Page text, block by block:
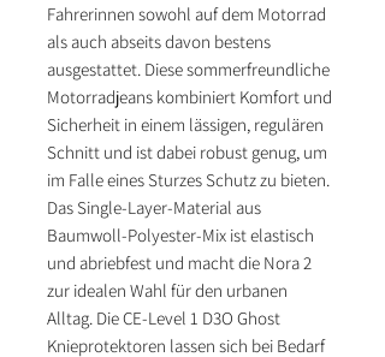
Fahrerinnen sowohl auf dem Motorrad
als auch abseits davon bestens
ausgestattet. Diese sommerfreundliche
Motorradjeans kombiniert Komfort und
Sicherheit in einem lässigen, regulären
Schnitt und ist dabei robust genug, um
im Falle eines Sturzes Schutz zu bieten.
Das Single-Layer-Material aus
Baumwoll-Polyester-Mix ist elastisch
und abriebfest und macht die Nora 2
zur idealen Wahl für den urbanen
Alltag. Die CE-Level 1 D3O Ghost
Knieprotektoren lassen sich bei Bedarf